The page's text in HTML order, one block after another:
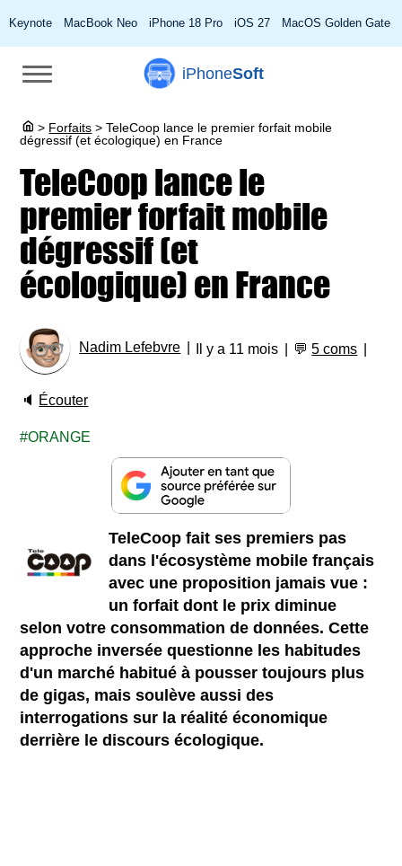
Keynote MacBook Neo iPhone 18 Pro iOS 27 MacOS Golden Gate
iPhoneSoft
> Forfaits > TeleCoop lance le premier forfait mobile
dégressif (et écologique) en France
TeleCoop lance le
premier forfait mobile
dégressif (et
écologique) en France
Nadim Lefebvre Il y a 11 mois 💬5 coms
🔈 Écouter
ORANGE
TeleCoop fait ses premiers pas
dans l'écosystème mobile français
avec une proposition jamais vue :
un forfait dont le prix diminue
selon votre consommation de données. Cette
approche inversée questionne les habitudes
d'un marché habitué à pousser toujours plus
de gigas, mais soulève aussi des
interrogations sur la réalité économique
derrière le discours écologique.